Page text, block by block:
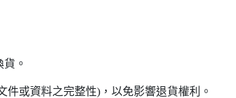
。
或資料之完整性)，以免影響退貨權利。